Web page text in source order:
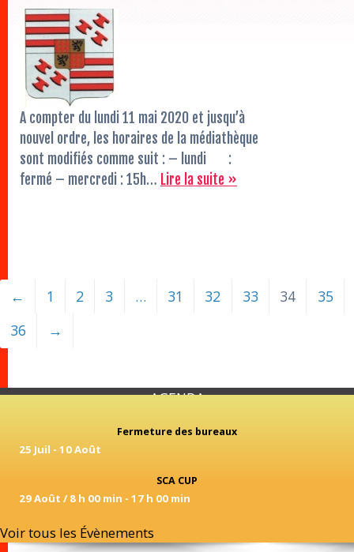
A compter du lundi 11 mai 2020 et jusqu’à
nouvel ordre, les horaires de la médiathèque
sont modifiés comme suit : – lundi :
fermé – mercredi : 15h… Lire la suite »
← 1 2 3 … 31 32 33 34
35
36
→
AGENDA
Fermeture des bureaux
25 Juil - 10 Août
SCA CUP
29 Août / 8 h 00 min - 17 h 00 min
Voir tous les Évènements